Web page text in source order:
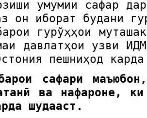
умумии сафар
он иборат будани
гурўҳҳои
давлатҳои узви
пешниҳод
сафари
ва нафароне,
шудааст.